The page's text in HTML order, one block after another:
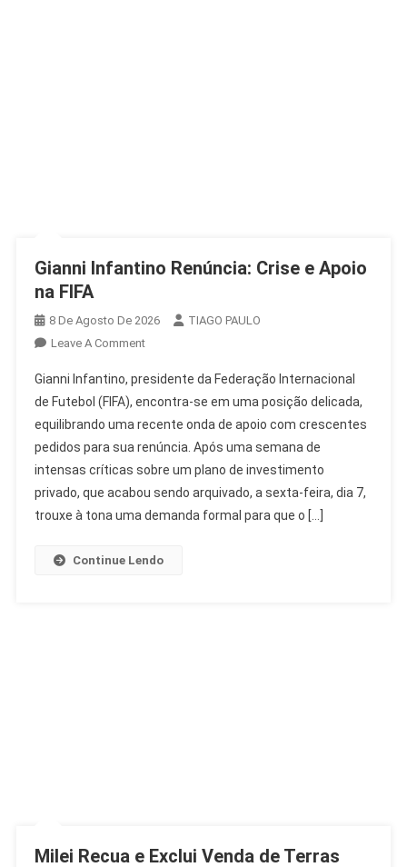
Gianni Infantino Renúncia: Crise e Apoio
na FIFA
8 De Agosto De 2026
TIAGO PAULO
Leave A CommentOn
Infantino
Renúncia:
Crise
E
Apoio
Na
FIFA
Gianni Infantino, presidente da Federação Internacional
de Futebol (FIFA), encontra-se em uma posição delicada,
equilibrando uma recente onda de apoio com crescentes
pedidos para sua renúncia. Após uma semana de
intensas críticas sobre um plano de investimento
privado, que acabou sendo arquivado, a sexta-feira, dia 7,
trouxe à tona uma demanda formal para que o […]
Continue Lendo
Milei Recua e Exclui Venda de Terras